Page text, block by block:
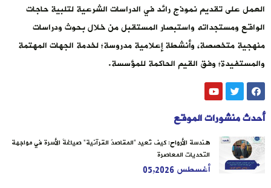
العمل على تقديم نموذج رائد في الدراسات الشرعية لتلبية حاجات
الواقع ومستجداته واستبصار المستقبل من خلال بحوث ودراسات
منهجية متخصصة، وأنشطة إعلامية مدروسة؛ لخدمة الجهات المهتمة
والمستفيدة؛ وفق القيم الحاكمة للمؤسسة.
أحدث منشورات الموقع
هندسة الأرواح: كيف تُعيد “المقاصدُ القرآنية” صياغةَ الأسرة في مواجهة
التحديات المعاصرة
أغسطس 05,2026